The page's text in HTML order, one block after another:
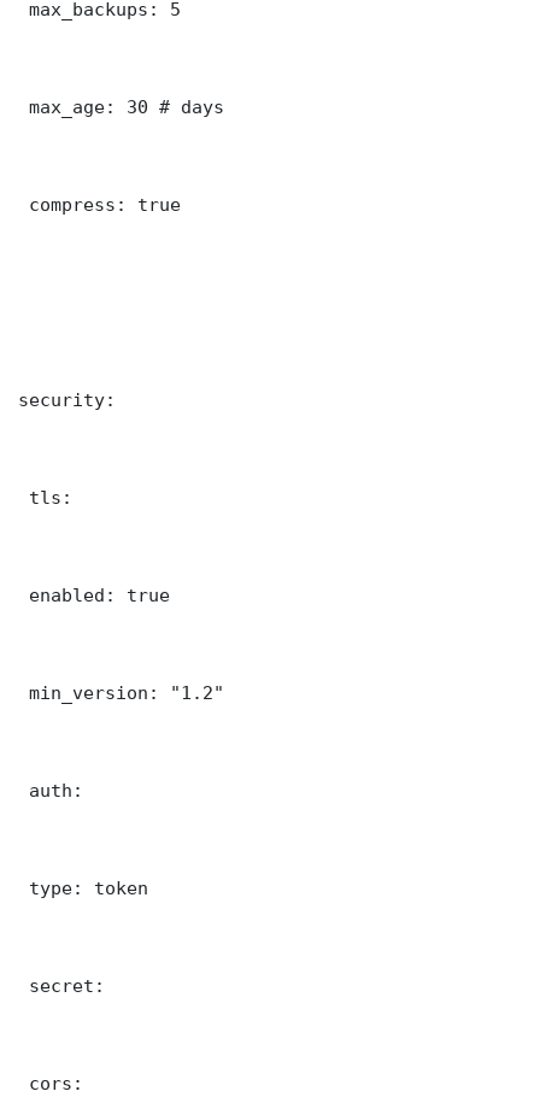
max_backups: 5
max_age: 30 # days
compress: true
security:
tls:
enabled: true
min_version: "1.2"
auth:
type: token
secret:
cors: